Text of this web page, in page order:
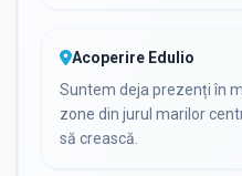
Acoperire Edulio
Suntem deja prezenți în
zone din jurul marilor
să crească.